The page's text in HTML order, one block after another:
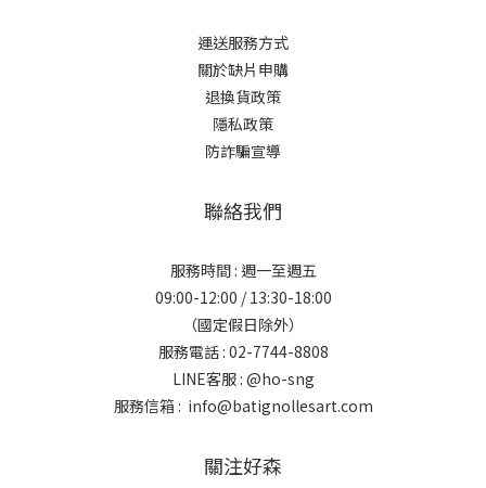
運送服務方式
關於缺片申購
退換貨政策
隱私政策
防詐騙宣導
聯絡我們
服務時間 : 週一至週五
09:00-12:00 / 13:30-18:00
（國定假日除外）
服務電話 : 02-7744-8808
LINE客服 : @ho-sng
服務信箱 : info@batignollesart.com
關注好森